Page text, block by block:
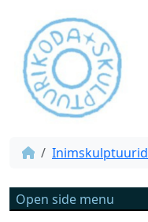
Inimskulptuurid
Open side menu